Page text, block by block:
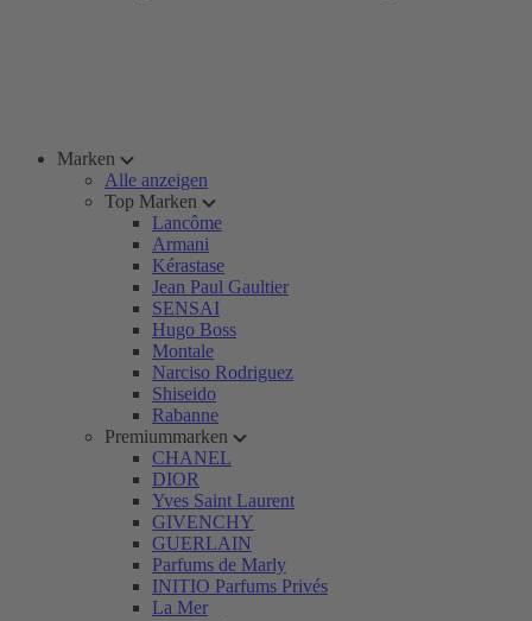
Marken
Alle anzeigen
Top Marken
Lancôme
Armani
Kérastase
Jean Paul Gaultier
SENSAI
Hugo Boss
Montale
Narciso Rodriguez
Shiseido
Rabanne
Premiummarken
CHANEL
DIOR
Yves Saint Laurent
GIVENCHY
GUERLAIN
Parfums de Marly
INITIO Parfums Privés
La Mer